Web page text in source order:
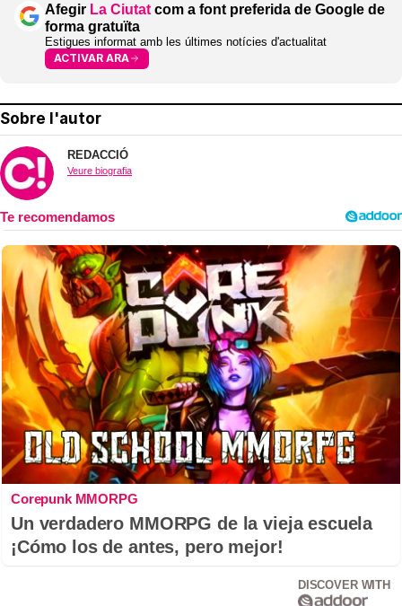
Afegir La Ciutat com a font preferida de Google de
forma gratuïta
Estigues informat amb les últimes notícies d'actualitat
ACTIVAR ARA
Sobre l'autor
REDACCIÓ
Veure biografia
Corepunk MMORPG
Un verdadero MMORPG de la vieja escuela
¡Cómo los de antes, pero mejor!
DISCOVER WITH